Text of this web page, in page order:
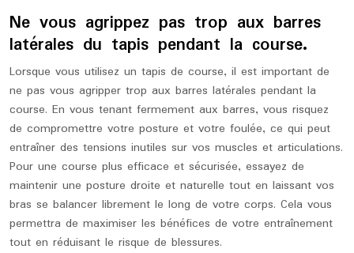
Ne vous agrippez pas trop aux barres
latérales du tapis pendant la course.
Lorsque vous utilisez un tapis de course, il est important de
ne pas vous agripper trop aux barres latérales pendant la
course. En vous tenant fermement aux barres, vous risquez
de compromettre votre posture et votre foulée, ce qui peut
entraîner des tensions inutiles sur vos muscles et articulations.
Pour une course plus efficace et sécurisée, essayez de
maintenir une posture droite et naturelle tout en laissant vos
bras se balancer librement le long de votre corps. Cela vous
permettra de maximiser les bénéfices de votre entraînement
tout en réduisant le risque de blessures.